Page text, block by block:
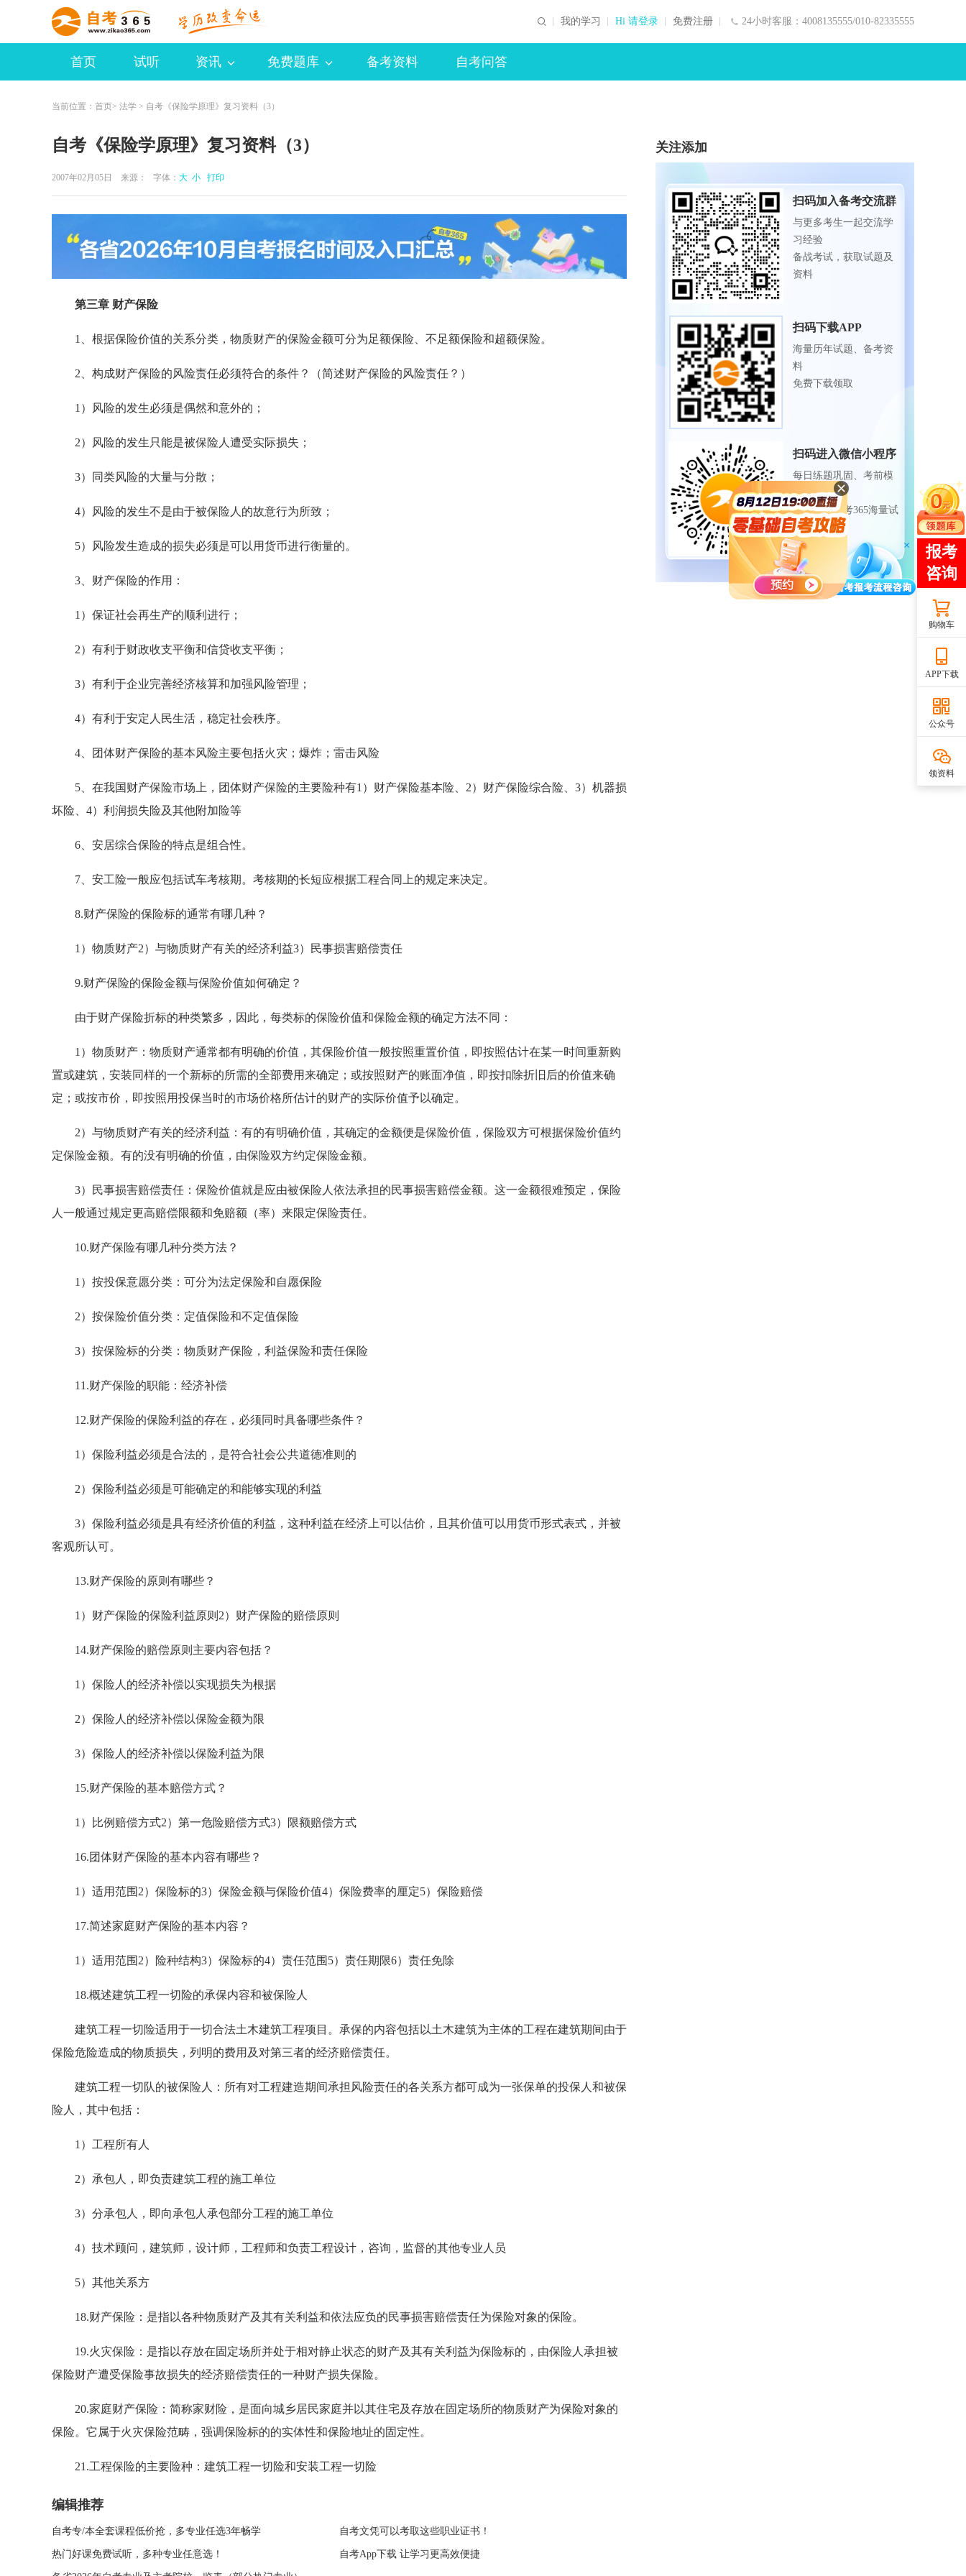
24小时客服：4008135555/010-82335555
我的学习 Hi 请登录 免费注册
首页 试听 资讯 免费题库 备考资料 自考问答
当前位置： 首页> 法学 > 自考《保险学原理》复习资料（3）
自考《保险学原理》复习资料（3）
2007年02月05日 来源： 字体： 大 小 打印
第三章 财产保险
1、根据保险价值的关系分类，物质财产的保险金额可分为足额保险、不足额保险和超额保险。
2、构成财产保险的风险责任必须符合的条件？（简述财产保险的风险责任？）
1）风险的发生必须是偶然和意外的；
2）风险的发生只能是被保险人遭受实际损失；
3）同类风险的大量与分散；
4）风险的发生不是由于被保险人的故意行为所致；
5）风险发生造成的损失必须是可以用货币进行衡量的。
3、财产保险的作用：
1）保证社会再生产的顺利进行；
2）有利于财政收支平衡和信贷收支平衡；
3）有利于企业完善经济核算和加强风险管理；
4）有利于安定人民生活，稳定社会秩序。
4、团体财产保险的基本风险主要包括火灾；爆炸；雷击风险
5、在我国财产保险市场上，团体财产保险的主要险种有1）财产保险基本险、2）财产保险综合险、3）机器损
坏险、4）利润损失险及其他附加险等
6、安居综合保险的特点是组合性。
7、安工险一般应包括试车考核期。考核期的长短应根据工程合同上的规定来决定。
8.财产保险的保险标的通常有哪几种？
1）物质财产2）与物质财产有关的经济利益3）民事损害赔偿责任
9.财产保险的保险金额与保险价值如何确定？
由于财产保险折标的种类繁多，因此，每类标的保险价值和保险金额的确定方法不同：
1）物质财产：物质财产通常都有明确的价值，其保险价值一般按照重置价值，即按照估计在某一时间重新购
置或建筑，安装同样的一个新标的所需的全部费用来确定；或按照财产的账面净值，即按扣除折旧后的价值来确
定；或按市价，即按照用投保当时的市场价格所估计的财产的实际价值予以确定。
2）与物质财产有关的经济利益：有的有明确价值，其确定的金额便是保险价值，保险双方可根据保险价值约
定保险金额。有的没有明确的价值，由保险双方约定保险金额。
3）民事损害赔偿责任：保险价值就是应由被保险人依法承担的民事损害赔偿金额。这一金额很难预定，保险
人一般通过规定更高赔偿限额和免赔额（率）来限定保险责任。
10.财产保险有哪几种分类方法？
1）按投保意愿分类：可分为法定保险和自愿保险
2）按保险价值分类：定值保险和不定值保险
3）按保险标的分类：物质财产保险，利益保险和责任保险
11.财产保险的职能：经济补偿
12.财产保险的保险利益的存在，必须同时具备哪些条件？
1）保险利益必须是合法的，是符合社会公共道德准则的
2）保险利益必须是可能确定的和能够实现的利益
3）保险利益必须是具有经济价值的利益，这种利益在经济上可以估价，且其价值可以用货币形式表式，并被
客观所认可。
13.财产保险的原则有哪些？
1）财产保险的保险利益原则2）财产保险的赔偿原则
14.财产保险的赔偿原则主要内容包括？
1）保险人的经济补偿以实现损失为根据
2）保险人的经济补偿以保险金额为限
3）保险人的经济补偿以保险利益为限
15.财产保险的基本赔偿方式？
1）比例赔偿方式2）第一危险赔偿方式3）限额赔偿方式
16.团体财产保险的基本内容有哪些？
1）适用范围2）保险标的3）保险金额与保险价值4）保险费率的厘定5）保险赔偿
17.简述家庭财产保险的基本内容？
1）适用范围2）险种结构3）保险标的4）责任范围5）责任期限6）责任免除
18.概述建筑工程一切险的承保内容和被保险人
建筑工程一切险适用于一切合法土木建筑工程项目。承保的内容包括以土木建筑为主体的工程在建筑期间由于
保险危险造成的物质损失，列明的费用及对第三者的经济赔偿责任。
建筑工程一切队的被保险人：所有对工程建造期间承担风险责任的各关系方都可成为一张保单的投保人和被保
险人，其中包括：
1）工程所有人
2）承包人，即负责建筑工程的施工单位
3）分承包人，即向承包人承包部分工程的施工单位
4）技术顾问，建筑师，设计师，工程师和负责工程设计，咨询，监督的其他专业人员
5）其他关系方
18.财产保险：是指以各种物质财产及其有关利益和依法应负的民事损害赔偿责任为保险对象的保险。
19.火灾保险：是指以存放在固定场所并处于相对静止状态的财产及其有关利益为保险标的，由保险人承担被
保险财产遭受保险事故损失的经济赔偿责任的一种财产损失保险。
20.家庭财产保险：简称家财险，是面向城乡居民家庭并以其住宅及存放在固定场所的物质财产为保险对象的
保险。它属于火灾保险范畴，强调保险标的的实体性和保险地址的固定性。
21.工程保险的主要险种：建筑工程一切险和安装工程一切险
编辑推荐
自考专/本全套课程低价抢，多专业任选3年畅学 自考文凭可以考取这些职业证书！
热门好课免费试听，多种专业任意选！ 自考App下载 让学习更高效便捷
关注添加
扫码加入备考交流群
与更多考生一起交流学
习经验
备战考试，获取试题及
资料
扫码下载APP
海量历年试题、备考资
料
免费下载领取
扫码进入微信小程序
每日练题巩固、考前模
拟实战
免费体验自考365海量试
题
购物车
APP下载
公众号
领资料